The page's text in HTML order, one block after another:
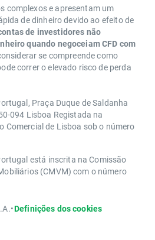
complexos e apresentam um
de dinheiro devido ao efeito de
de investidores não
quando negoceiam CFD com
se compreende como
correr o elevado risco de perda
Praça Duque de Saldanha
094 Lisboa Registada na
Comercial de Lisboa sob o número
está inscrita na Comissão
(CMVM) com o número
•Definições dos cookies